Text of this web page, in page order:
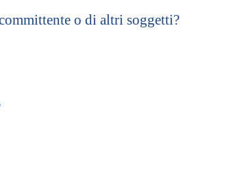
o di altri soggetti?